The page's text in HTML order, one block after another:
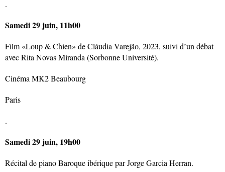
.
Samedi 29 juin, 11h00
Film «Loup & Chien» de Cláudia Varejão, 2023, suivi d’un débat
avec Rita Novas Miranda (Sorbonne Université).
Cinéma MK2 Beaubourg
Paris
.
Samedi 29 juin, 19h00
Récital de piano Baroque ibérique par Jorge Garcia Herran.